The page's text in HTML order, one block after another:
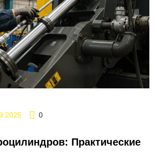
0
Практические